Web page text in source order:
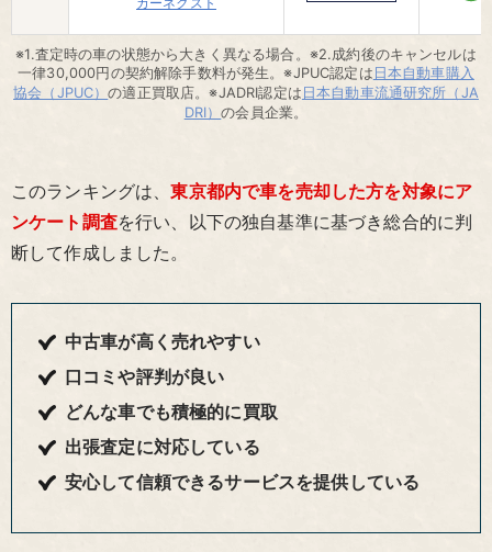
※1.査定時の車の状態から大きく異なる場合。※2.成約後のキャンセルは
一律30,000円の契約解除手数料が発生。※JPUC認定は 日本自動車購入
協会（JPUC）の適正買取店。※JADRI認定は 日本自動車流通研究所（JA
DRI）の会員企業。
このランキングは、東京都内で車を売却した方を対象にア
ンケート調査を行い、以下の独自基準に基づき総合的に判
断して作成しました。
中古車が高く売れやすい
口コミや評判が良い
どんな車でも積極的に買取
出張査定に対応している
安心して信頼できるサービスを提供している